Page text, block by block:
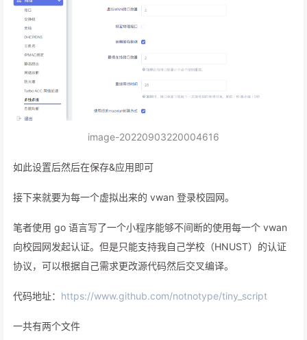
image-20220903220004616
如此设置后然后在保存&应用即可
接下来就要为每一个虚拟出来的 vwan 登录校园网。
笔者使用 go 语言写了一个小程序能够不间断的使用每一个 vwan
向校园网发起认证。但是只能支持我自己学校（HNUST）的认证
协议，可以根据自己需求更改源代码然后交叉编译。
代码地址： https://www.github.com/notnotype/tiny_script
一共有两个文件